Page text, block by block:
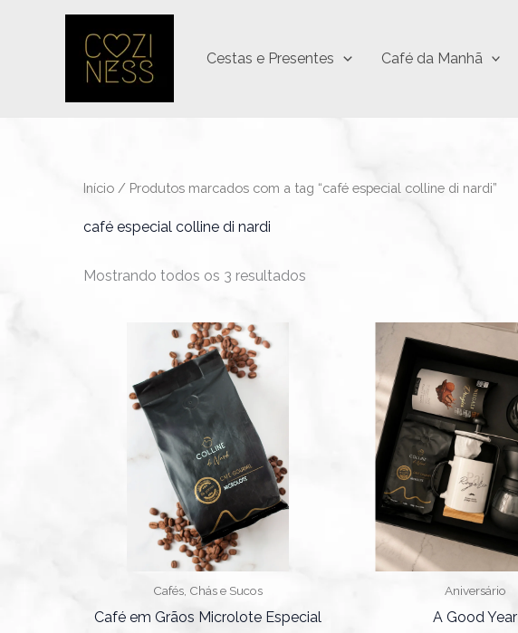
Cestas e Presentes Café da Manhã
Início / Produtos marcados com a tag “café especial colline di nardi”
café especial colline di nardi
Mostrando todos os 3 resultados
Cafés, Chás e Sucos
Café em Grãos Microlote Especial
Aniversário
A Good Year